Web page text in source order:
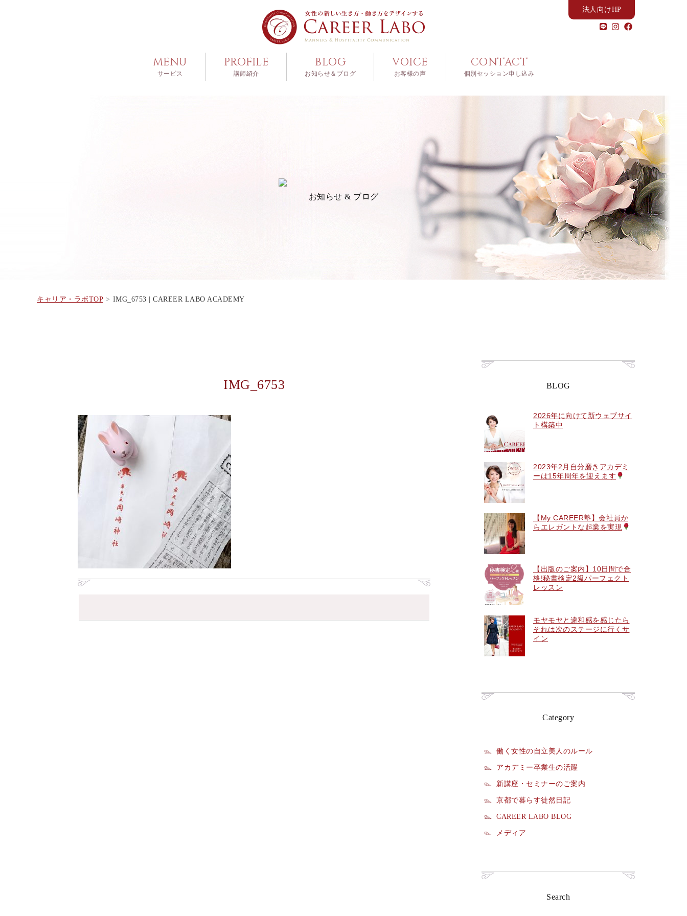
法人向けHP
MENU
サービス
PROFILE
講師紹介
BLOG
お知らせ＆ブログ
VOICE
お客様の声
CONTACT
個別セッション申し込み
お知らせ & ブログ
キャリア・ラボTOP IMG_6753 | CAREER LABO ACADEMY
IMG_6753 BLOG
2026年に向けて新ウェブサイ
ト構築中
2023年2月自分磨きアカデミ
ーは15年周年を迎えます
【My CAREER塾】会社員か
らエレガントな起業を実現
【出版のご案内】10日間で合
格!秘書検定2級パーフェクト
レッスン
モヤモヤと違和感を感じたら
それは次のステージに行くサ
イン
Category
働く女性の自立美人のルール
アカデミー卒業生の活躍
新講座・セミナーのご案内
京都で暮らす徒然日記
CAREER LABO BLOG
メディア
Search